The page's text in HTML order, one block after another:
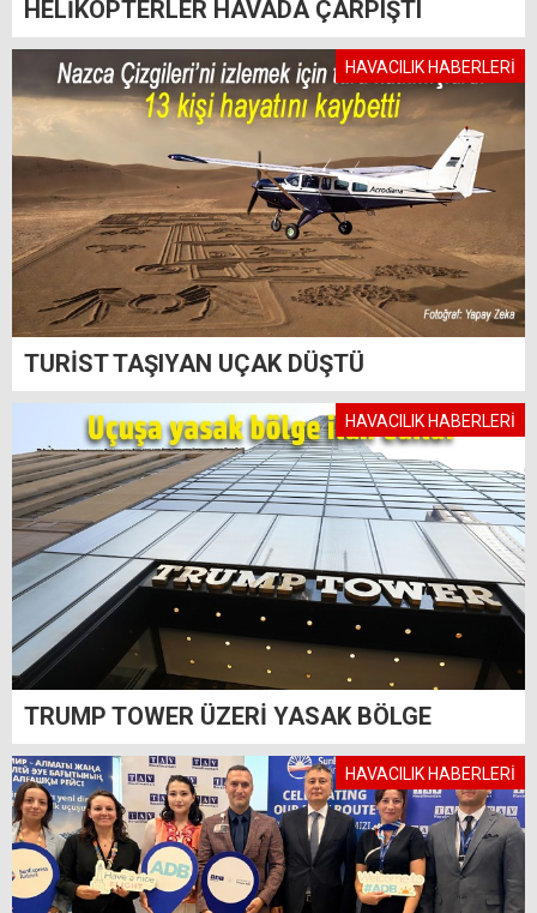
HELİKOPTERLER HAVADA ÇARPIŞTI
HAVACILIK HABERLERİ
TURİST TAŞIYAN UÇAK DÜŞTÜ
HAVACILIK HABERLERİ
TRUMP TOWER ÜZERİ YASAK BÖLGE
HAVACILIK HABERLERİ